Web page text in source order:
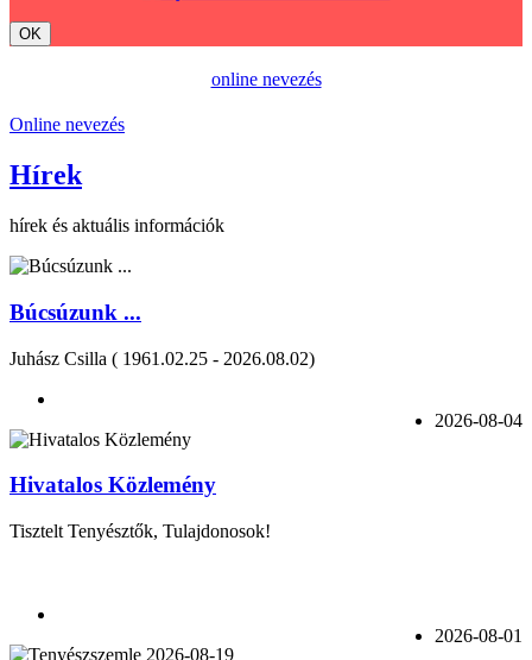
OK
online nevezés
Online nevezés
Hírek
hírek és aktuális információk
Búcsúzunk ...
Juhász Csilla ( 1961.02.25 - 2026.08.02)
2026-08-04
Hivatalos Közlemény
Tisztelt Tenyésztők, Tulajdonosok!
2026-08-01